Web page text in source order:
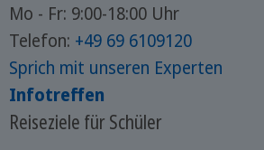
Mo - Fr: 9:00-18:00 Uhr
Telefon: +49 69 6109120
Sprich mit unseren Experten
Infotreffen
Reiseziele für Schüler